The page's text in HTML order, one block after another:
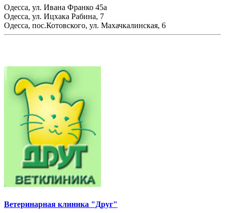
Одесса, ул. Ивана Франко 45а
Одесса, ул. Ицхака Рабина, 7
Одесса, пос.Котовского, ул. Махачкалинская, 6
Ветеринарная клиника "Друг"